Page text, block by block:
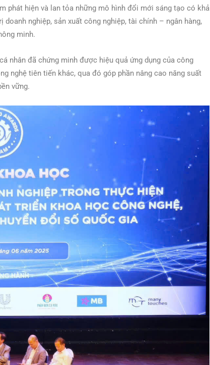
phát hiện và lan tỏa những mô hình đổi mới sáng tạo có khả
nghiệp, sản xuất công nghiệp, tài chính – ngân hàng,
minh.
nhân đã chứng minh được hiệu quả ứng dụng của công
nghệ tiên tiến khác, qua đó góp phần nâng cao năng suất
vững.